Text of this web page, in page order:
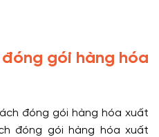
gói hàng hóa
đóng gói hàng hóa xuất
đóng gói hàng hóa xuất